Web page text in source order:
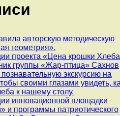
авторскую методическую
геометрия».
проекта «Цена крошки
группы «Жар-птица» Сахнов
экскурсию на
своими глазами увидеть,
к нашему столу.
инновационной площадки
и программы патриотического